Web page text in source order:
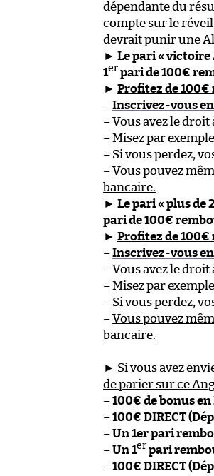
dépendante du
compte sur le
devrait punir une
► Le pari « victoire
1er pari de 100€
► Profitez de 100€
–Inscrivez-vous
– Vous avez le droit
– Misez par
– Si vous perdez,
–Vous pouvez
bancaire.
► Le pari « plus de
pari de 100€
► Profitez de 100€
–Inscrivez-vous
– Vous avez le droit
– Misez par
– Si vous perdez,
–Vous pouvez
bancaire.
► Si vous avez
de parier sur ce
–100€ de bonus
–100€ DIRECT
–Un 1er pari
–Un 1er pari
–100€ DIRECT